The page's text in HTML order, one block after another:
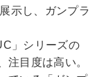
示し、ガンプラ
」シリーズの
注目度は高い。